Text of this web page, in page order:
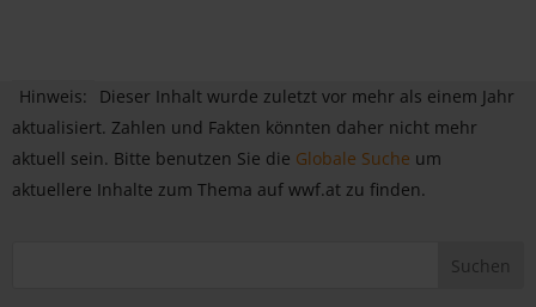
Hinweis:
Dieser Inhalt wurde zuletzt vor mehr als einem Jahr
aktualisiert. Zahlen und Fakten könnten daher nicht mehr
aktuell sein. Bitte benutzen Sie die Globale Suche um
aktuellere Inhalte zum Thema auf wwf.at zu finden.